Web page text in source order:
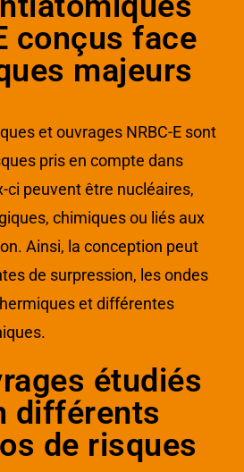
conçus face
majeurs
et ouvrages NRBC-E sont
pris en compte dans
ci peuvent être nucléaires,
chimiques ou liés aux
Ainsi, la conception peut
de surpression, les ondes
et différentes
étudiés
différents
de risques